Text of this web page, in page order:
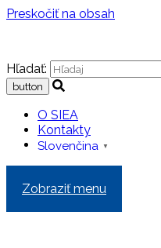
Preskočiť na obsah
Hľadať:
O SIEA
Kontakty
Slovenčina ▼
Zobraziť menu